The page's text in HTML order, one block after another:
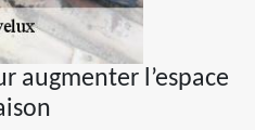
augmenter l’espace